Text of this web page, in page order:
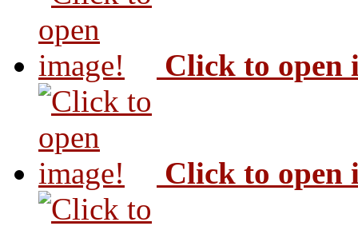
Click to open
Click to open